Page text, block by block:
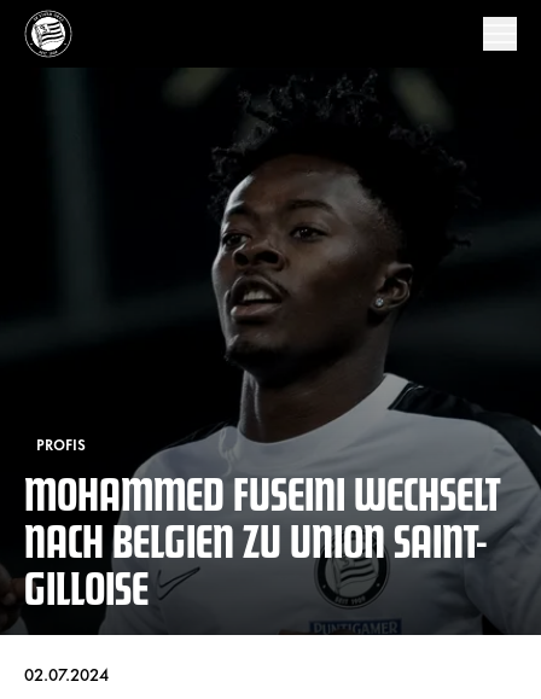
PROFIS
MOHAMMED FUSEINI WECHSELT
NACH BELGIEN ZU UNION SAINT-
GILLOISE
02.07.2024